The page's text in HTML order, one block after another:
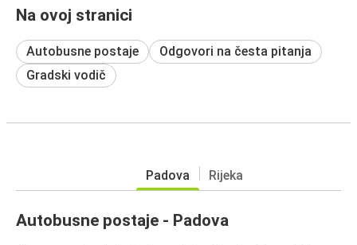
Na ovoj stranici
Autobusne postaje
Odgovori na česta pitanja
Gradski vodič
Padova Rijeka
Autobusne postaje - Padova